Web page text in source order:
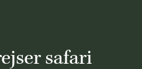
safari